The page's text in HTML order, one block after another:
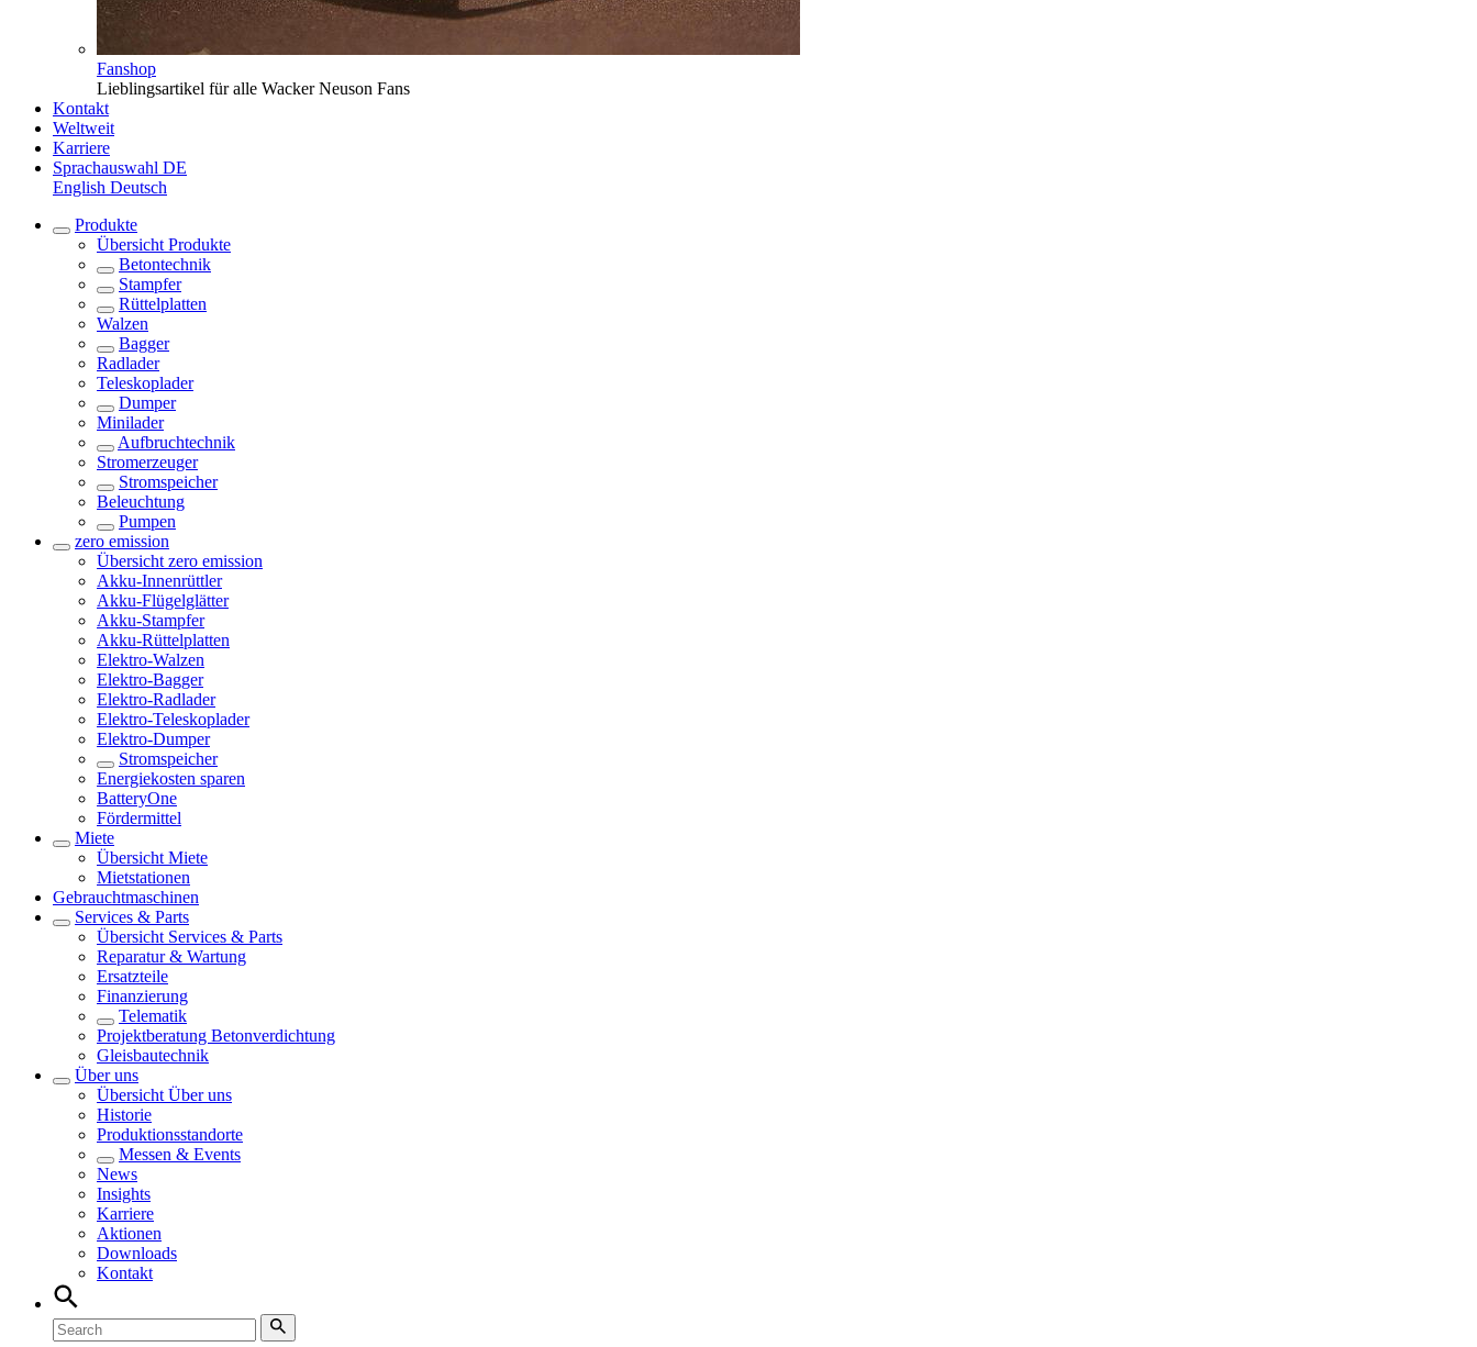
Fanshop
Lieblingsartikel für alle Wacker Neuson Fans
Kontakt
Weltweit
Karriere
Sprachauswahl DE
English Deutsch
Produkte
Übersicht Produkte
Betontechnik
Stampfer
Rüttelplatten
Walzen
Bagger
Radlader
Teleskoplader
Dumper
Minilader
Aufbruchtechnik
Stromerzeuger
Stromspeicher
Beleuchtung
Pumpen
zero emission
Übersicht zero emission
Akku-Innenrüttler
Akku-Flügelglätter
Akku-Stampfer
Akku-Rüttelplatten
Elektro-Walzen
Elektro-Bagger
Elektro-Radlader
Elektro-Teleskoplader
Elektro-Dumper
Stromspeicher
Energiekosten sparen
BatteryOne
Fördermittel
Miete
Übersicht Miete
Mietstationen
Gebrauchtmaschinen
Services & Parts
Übersicht Services & Parts
Reparatur & Wartung
Ersatzteile
Finanzierung
Telematik
Projektberatung Betonverdichtung
Gleisbautechnik
Über uns
Übersicht Über uns
Historie
Produktionsstandorte
Messen & Events
News
Insights
Karriere
Aktionen
Downloads
Kontakt